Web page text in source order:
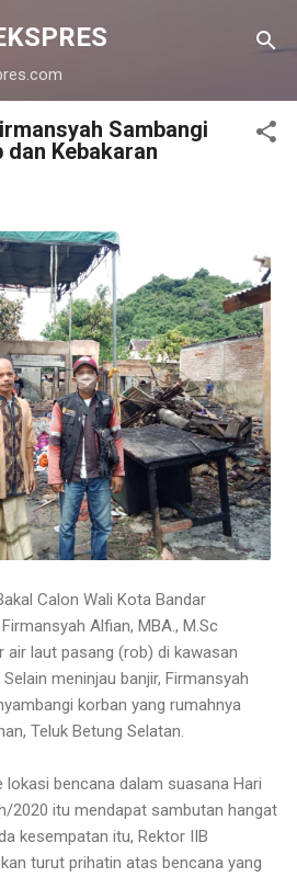
ke konten utama
Sambangi
dan Kebakaran
Calon Wali Kota Bandar
Alfian, MBA., M.Sc
air laut pasang (rob) di kawasan
meninjau banjir, Firmansyah
korban yang rumahnya
Teluk Betung Selatan.
lokasi bencana dalam suasana Hari
2020 itu mendapat sambutan hangat
kesempatan itu, Rektor IIB
turut prihatin atas bencana yang